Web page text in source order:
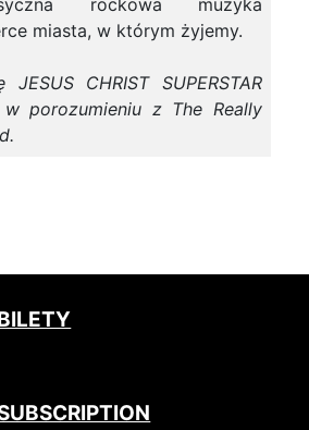
miasta, w którym żyjemy.
CHRIST SUPERSTAR
porozumieniu z The Really